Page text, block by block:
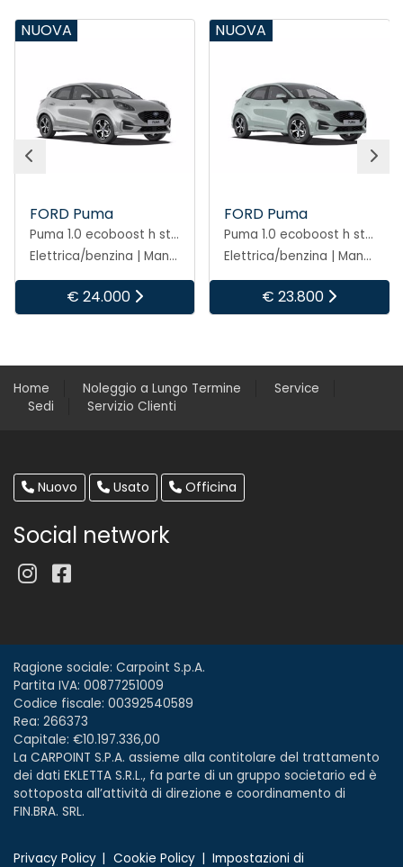
NUOVA
FORD Puma
Puma 1.0 ecoboost h st-line 125cv
Elettrica/benzina | Manuale
€ 24.000
NUOVA
FORD Puma
Puma 1.0 ecoboost h st-line 125cv
Elettrica/benzina | Manuale
€ 23.800
Home Noleggio a Lungo Termine
Service
Sedi
Servizio Clienti
Nuovo Usato Officina
Social network
Ragione sociale: Carpoint S.p.A.
Partita IVA: 00877251009
Codice fiscale: 00392540589
Rea: 266373
Capitale: €10.197.336,00
La CARPOINT S.P.A. assieme alla contitolare del trattamento
dei dati EKLETTA S.R.L., fa parte di un gruppo societario ed è
sottoposta all’attività di direzione e coordinamento di
FIN.BRA. SRL.
Privacy Policy Cookie Policy Impostazioni di